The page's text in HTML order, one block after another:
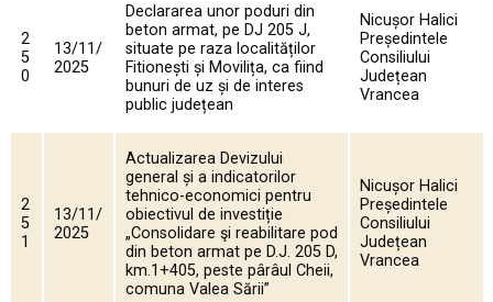
2
5
0
13/11/
2025
Declararea unor poduri din
beton armat, pe DJ 205 J,
situate pe raza localităților
Fitionești și Movilița, ca fiind
bunuri de uz și de interes
public județean
Nicușor Halici
Președintele
Consiliului
Județean
Vrancea
2
5
1
13/11/
2025
Actualizarea Devizului
general și a indicatorilor
tehnico-economici pentru
obiectivul de investiție
„Consolidare şi reabilitare pod
din beton armat pe D.J. 205 D,
km.1+405, peste pârâul Cheii,
comuna Valea Sării”
Nicușor Halici
Președintele
Consiliului
Județean
Vrancea